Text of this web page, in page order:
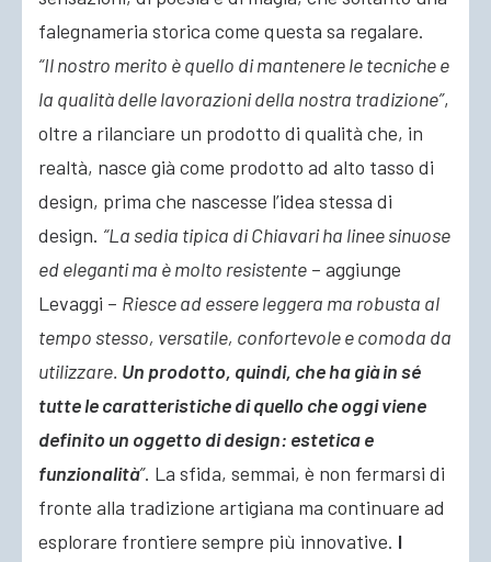
falegnameria storica come questa sa regalare.
“Il nostro merito è quello di mantenere le tecniche e
la qualità delle lavorazioni della nostra tradizione”,
oltre a rilanciare un prodotto di qualità che, in
realtà, nasce già come prodotto ad alto tasso di
design, prima che nascesse l’idea stessa di
design. “La sedia tipica di Chiavari ha linee sinuose
ed eleganti ma è molto resistente – aggiunge
Levaggi – Riesce ad essere leggera ma robusta al
tempo stesso, versatile, confortevole e comoda da
utilizzare. Un prodotto, quindi, che ha già in sé
tutte le caratteristiche di quello che oggi viene
definito un oggetto di design: estetica e
funzionalità”. La sfida, semmai, è non fermarsi di
fronte alla tradizione artigiana ma continuare ad
esplorare frontiere sempre più innovative. I